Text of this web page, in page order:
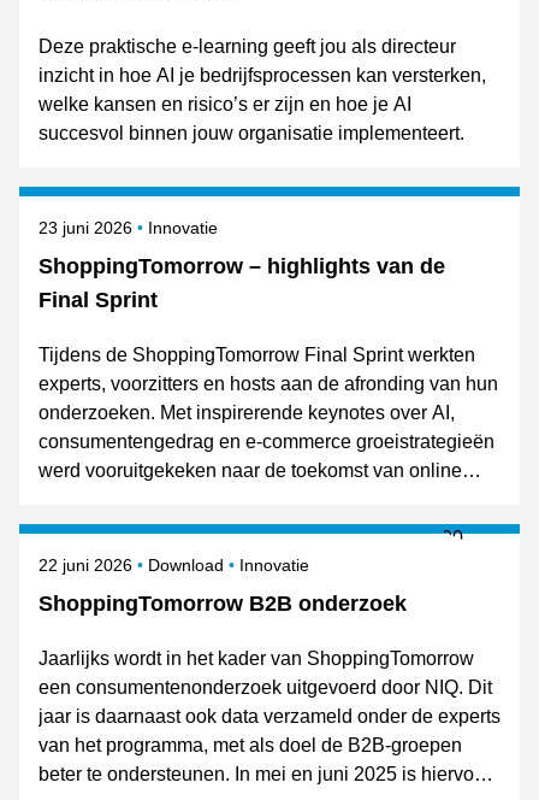
Deze praktische e-learning geeft jou als directeur
inzicht in hoe AI je bedrijfsprocessen kan versterken,
welke kansen en risico’s er zijn en hoe je AI
succesvol binnen jouw organisatie implementeert.
ShoppingTomorrow – highlights van de
Final Sprint
Gepubliceerd op
23 juni 2026 Onderwerpen
Innovatie
Tijdens de ShoppingTomorrow Final Sprint werkten
experts, voorzitters en hosts aan de afronding van hun
onderzoeken. Met inspirerende keynotes over AI,
consumentengedrag en e-commerce groeistrategieën
werd vooruitgekeken naar de toekomst van online
8 oktober gepresenteerd tijdens Shopping Today.
ShoppingTomorrow B2B onderzoek
Gepubliceerd op
22 juni 2026 Download Onderwerpen
Innovatie
Jaarlijks wordt in het kader van ShoppingTomorrow
een consumentenonderzoek uitgevoerd door NIQ. Dit
jaar is daarnaast ook data verzameld onder de experts
van het programma, met als doel de B2B-groepen
beter te ondersteunen. In mei en juni 2025 is hiervoor